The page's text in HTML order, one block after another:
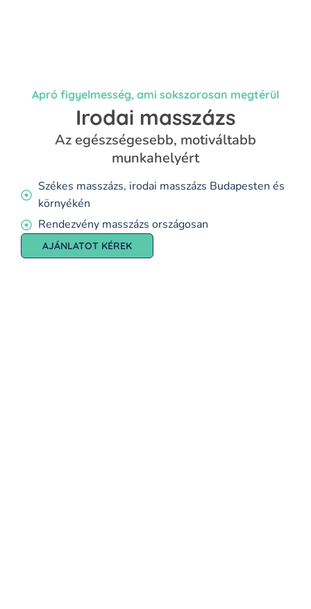
Apró figyelmesség, ami sokszorosan megtérül
Irodai masszázs
Az egészségesebb, motiváltabb
munkahelyért
Székes masszázs, irodai masszázs Budapesten és
környékén
Rendezvény masszázs országosan
AJÁNLATOT KÉREK